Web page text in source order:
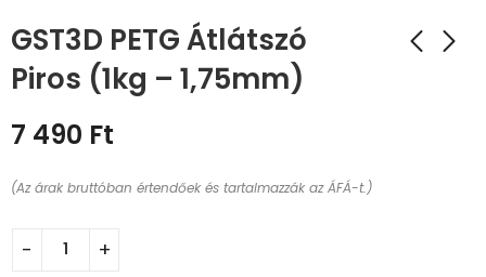
GST3D PETG Átlátszó
Piros (1kg – 1,75mm)
7 490 Ft
(Az árak bruttóban értendőek és tartalmazzák az ÁFÁ-t.)